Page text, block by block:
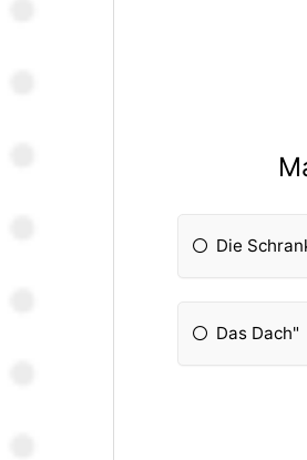
Die
Das Dach"